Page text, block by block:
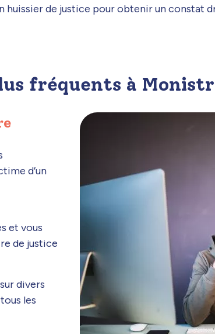
huissier de justice pour obtenir un constat
fréquents à
d’un
et vous
de justice
divers
les